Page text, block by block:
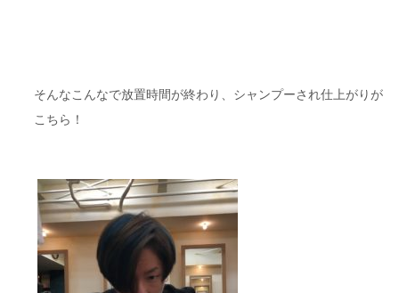
そんなこんなで放置時間が終わり、シャンプーされ仕上がりが
こちら！